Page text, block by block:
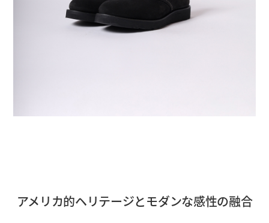
アメリカ的ヘリテージとモダンな感性の融合